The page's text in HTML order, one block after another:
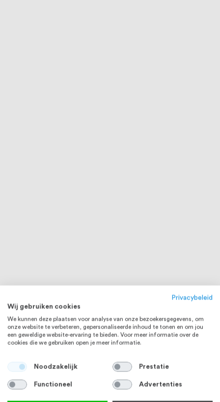
Privacybeleid
Wij gebruiken cookies
We kunnen deze plaatsen voor analyse van onze bezoekersgegevens, om
onze website te verbeteren, gepersonaliseerde inhoud te tonen en om jou
een geweldige website-ervaring te bieden. Voor meer informatie over de
cookies die we gebruiken open je meer informatie.
Noodzakelijk Prestatie
Functioneel Advertenties